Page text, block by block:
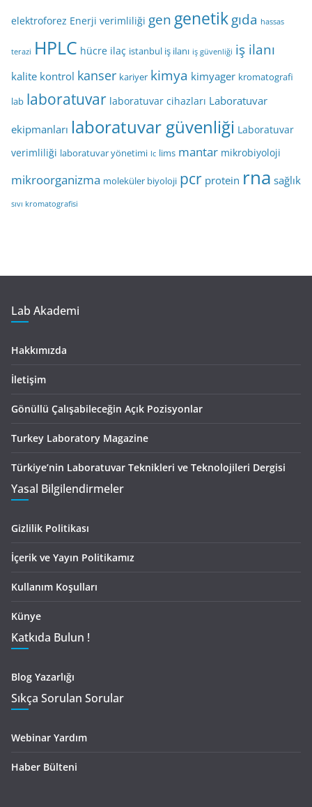
elektroforez Enerji verimliliği gen genetikgıda hassas
terazi HPLC hücre ilaç istanbul iş ilanı iş güvenliği iş ilanı
kalite kontrol kanser kariyer kimya kimyager kromatografi
lab laboratuvar laboratuvar cihazları Laboratuvar
ekipmanları laboratuvar güvenliği Laboratuvar
verimliliği laboratuvar yönetimi lc lims mantar mikrobiyoloji
mikroorganizma moleküler biyoloji pcr protein rna sağlık
sıvı kromatografisi
Lab Akademi
Hakkımızda
İletişim
Gönüllü Çalışabileceğin Açık Pozisyonlar
Turkey Laboratory Magazine
Türkiye’nin Laboratuvar Teknikleri ve Teknolojileri Dergisi
Yasal Bilgilendirmeler
Gizlilik Politikası
İçerik ve Yayın Politikamız
Kullanım Koşulları
Künye
Katkıda Bulun !
Blog Yazarlığı
Sıkça Sorulan Sorular
Webinar Yardım
Haber Bülteni